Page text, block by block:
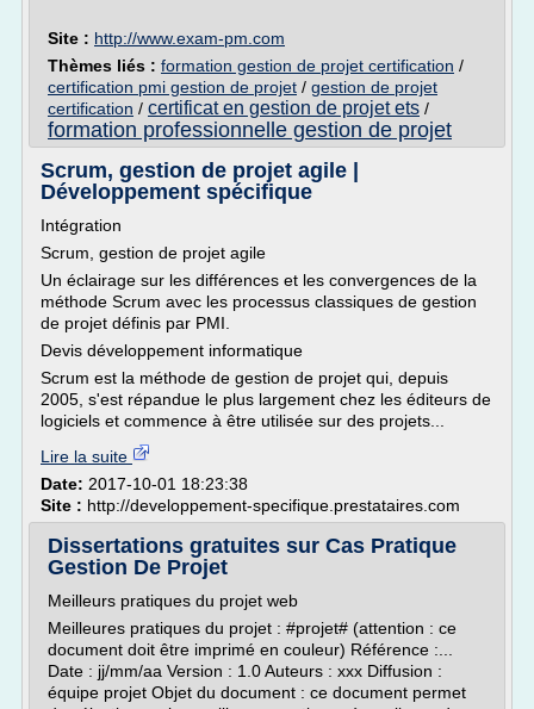
Site : http://www.exam-pm.com
Thèmes liés : formation gestion de projet certification /
certification pmi gestion de projet / gestion de projet
certification / certificat en gestion de projet ets /
formation professionnelle gestion de projet
Scrum, gestion de projet agile |
Développement spécifique
Intégration
Scrum, gestion de projet agile
Un éclairage sur les différences et les convergences de la
méthode Scrum avec les processus classiques de gestion
de projet définis par PMI.
Devis développement informatique
Scrum est la méthode de gestion de projet qui, depuis
2005, s'est répandue le plus largement chez les éditeurs de
logiciels et commence à être utilisée sur des projets...
Lire la suite
Date: 2017-10-01 18:23:38
Site : http://developpement-specifique.prestataires.com
Dissertations gratuites sur Cas Pratique
Gestion De Projet
Meilleurs pratiques du projet web
Meilleures pratiques du projet : #projet# (attention : ce
document doit être imprimé en couleur) Référence :...
Date : jj/mm/aa Version : 1.0 Auteurs : xxx Diffusion :
équipe projet Objet du document : ce document permet